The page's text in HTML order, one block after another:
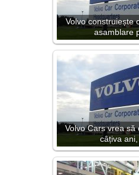
Volvo construiește
asamblare
Volvo Cars vrea să
câțiva